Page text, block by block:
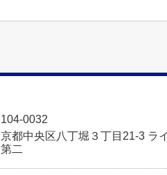
0032
都中央区八丁堀３丁目21-3 ラ
二